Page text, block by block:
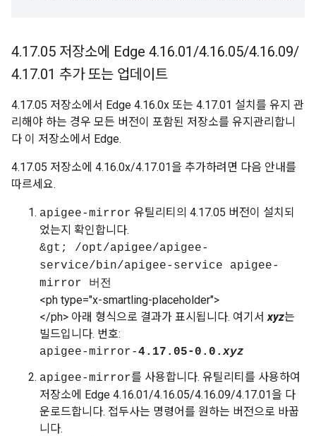
4.17.05 저장소에 Edge 4.16.01/4.16.05/4.16.09/
4.17.01 추가 또는 업데이트
4.17.05 저장소에서 Edge 4.16.0x 또는 4.17.01 설치를 유지 관
리해야 하는 경우 모든 버전이 포함된 저장소를 유지관리합니
다 이 저장소에서 Edge.
4.17.05 저장소에 4.16.0x/4.17.01을 추가하려면 다음 안내를
따르세요.
apigee-mirror 유틸리티의 4.17.05 버전이 설치되
었는지 확인합니다.
&gt; /opt/apigee/apigee-
service/bin/apigee-service apigee-
mirror 버전
<ph type="x-smartling-placeholder">
</ph> 아래 형식으로 결과가 표시됩니다. 여기서xyz는
빌드입니다. 번호:
apigee-mirror-4.17.05-0.0.xyz
apigee-mirror를 사용합니다. 유틸리티를 사용하여
저장소에 Edge 4.16.01/4.16.05/4.16.09/4.17.01을 다
운로드합니다. 접두사는 명령어를 원하는 버전으로 바꿉
니다.